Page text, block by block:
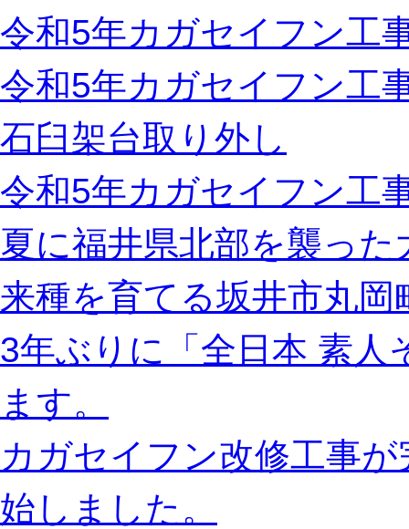
令和5年カガセイフン工
令和5年カガセイフン工
石臼架台取り外し
令和5年カガセイフン工
夏に福井県北部を襲っ
来種を育てる坂井市丸岡
3年ぶりに「全日本 素人
ます。
カガセイフン改修工事
始しました。